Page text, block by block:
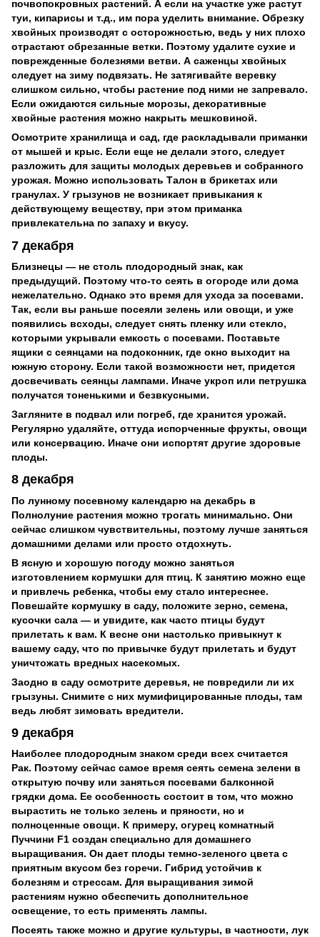
почвопокровных растений. А если на участке уже растут
туи, кипарисы и т.д., им пора уделить внимание. Обрезку
хвойных производят с осторожностью, ведь у них плохо
отрастают обрезанные ветки. Поэтому удалите сухие и
поврежденные болезнями ветви. А саженцы хвойных
следует на зиму подвязать. Не затягивайте веревку
слишком сильно, чтобы растение под ними не запревало.
Если ожидаются сильные морозы, декоративные
хвойные растения можно накрыть мешковиной.
Осмотрите хранилища и сад, где раскладывали приманки
от мышей и крыс. Если еще не делали этого, следует
разложить для защиты молодых деревьев и собранного
урожая. Можно использовать Талон в брикетах или
гранулах. У грызунов не возникает привыкания к
действующему веществу, при этом приманка
привлекательна по запаху и вкусу.
7 декабря
Близнецы — не столь плодородный знак, как
предыдущий. Поэтому что-то сеять в огороде или дома
нежелательно. Однако это время для ухода за посевами.
Так, если вы раньше посеяли зелень или овощи, и уже
появились всходы, следует снять пленку или стекло,
которыми укрывали емкость с посевами. Поставьте
ящики с сеянцами на подоконник, где окно выходит на
южную сторону. Если такой возможности нет, придется
досвечивать сеянцы лампами. Иначе укроп или петрушка
получатся тоненькими и безвкусными.
Загляните в подвал или погреб, где хранится урожай.
Регулярно удаляйте, оттуда испорченные фрукты, овощи
или консервацию. Иначе они испортят другие здоровые
плоды.
8 декабря
По лунному посевному календарю на декабрь в
Полнолуние растения можно трогать минимально. Они
сейчас слишком чувствительны, поэтому лучше заняться
домашними делами или просто отдохнуть.
В ясную и хорошую погоду можно заняться
изготовлением кормушки для птиц. К занятию можно еще
и привлечь ребенка, чтобы ему стало интереснее.
Повешайте кормушку в саду, положите зерно, семена,
кусочки сала — и увидите, как часто птицы будут
прилетать к вам. К весне они настолько привыкнут к
вашему саду, что по привычке будут прилетать и будут
уничтожать вредных насекомых.
Заодно в саду осмотрите деревья, не повредили ли их
грызуны. Снимите с них мумифицированные плоды, там
ведь любят зимовать вредители.
9 декабря
Наиболее плодородным знаком среди всех считается
Рак. Поэтому сейчас самое время сеять семена зелени в
открытую почву или заняться посевами балконной
грядки дома. Ее особенность состоит в том, что можно
вырастить не только зелень и пряности, но и
полноценные овощи. К примеру, огурец комнатный
Пуччини F1 создан специально для домашнего
выращивания. Он дает плоды темно-зеленого цвета с
приятным вкусом без горечи. Гибрид устойчив к
болезням и стрессам. Для выращивания зимой
растениям нужно обеспечить дополнительное
освещение, то есть применять лампы.
Посеять также можно и другие культуры, в частности, лук